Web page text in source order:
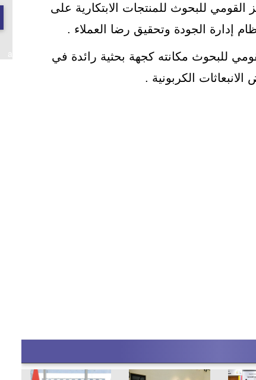
القومي للبحوث للمنتجات الابتكارية على
للبحوث مكانته كجهة بحثية رائدة في
الكربونية .
a